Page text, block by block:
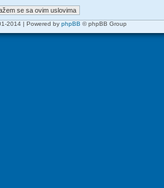
2014 | Powered by phpBB © phpBB Group